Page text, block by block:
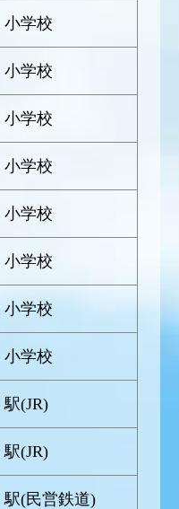
小学校
小学校
小学校
小学校
小学校
小学校
小学校
小学校
駅(JR)
駅(JR)
駅(民営鉄道)